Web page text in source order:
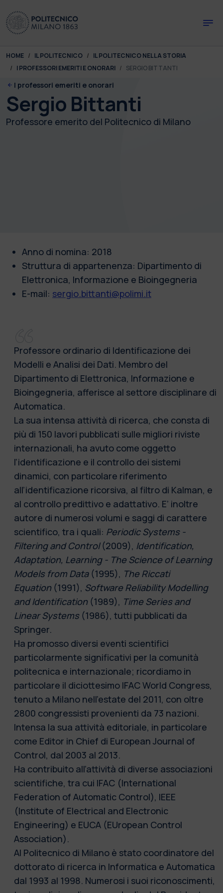
You are here:
HOME IL POLITECNICO
IL POLITECNICO NELLA STORIA
I PROFESSORI EMERITI E ONORARI
SERGIO BITTANTI
I professori emeriti e onorari
Sergio Bittanti
Professore emerito del Politecnico di Milano
Anno di nomina: 2018
Struttura di appartenenza: Dipartimento di
Elettronica, Informazione e Bioingegneria
E-mail: sergio.bittanti@polimi.it
Professore ordinario di Identificazione dei
Modelli e Analisi dei Dati. Membro del
Dipartimento di Elettronica, Informazione e
Bioingegneria, afferisce al settore disciplinare di
Automatica.
La sua intensa attività di ricerca, che consta di
più di 150 lavori pubblicati sulle migliori riviste
internazionali, ha avuto come oggetto
l’identificazione e il controllo dei sistemi
dinamici, con particolare riferimento
all’identificazione ricorsiva, al filtro di Kalman, e
al controllo predittivo e adattativo. E’ inoltre
autore di numerosi volumi e saggi di carattere
scientifico, tra i quali: Periodic Systems -
Filtering and Control(2009), Identification,
Adaptation, Learning - The Science of Learning
Models from Data(1995), The Riccati
Equation (1991), Software Reliability Modelling
and Identification (1989), Time Series and
Linear Systems(1986), tutti pubblicati da
Springer.
Ha promosso diversi eventi scientifici
particolarmente significativi per la comunità
politecnica e internazionale; ricordiamo in
particolare il diciottesimo IFAC World Congress,
tenuto a Milano nell’estate del 2011, con oltre
2800 congressisti provenienti da 73 nazioni.
Intensa la sua attività editoriale, in particolare
come Editor in Chief di European Journal of
Control, dal 2003 al 2013.
Ha contribuito all’attività di diverse associazioni
scientifiche, tra cui IFAC (International
Federation of Automatic Control), IEEE
(Institute of Electrical and Electronic
Engineering) e EUCA (EUropean Control
Association).
Al Politecnico di Milano è stato coordinatore del
dottorato di ricerca in Informatica e Automatica
dal 1993 al 1998. Numerosi i suoi riconoscimenti,